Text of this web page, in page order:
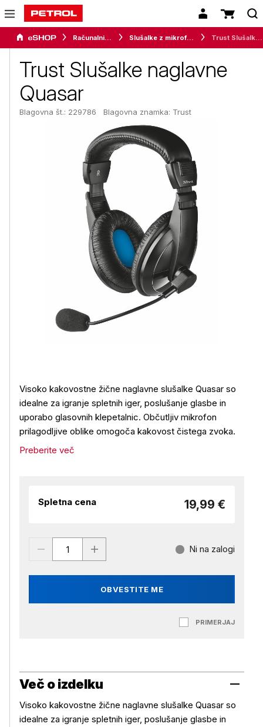
Računalništvo Slušalke z mikrofonom Trust Slušalke naglavne Quasar
Trust Slušalke naglavne
Quasar
Blagovna št.: 229786 Blagovna znamka: Trust
Visoko kakovostne žične naglavne slušalke Quasar so
idealne za igranje spletnih iger, poslušanje glasbe in
uporabo glasovnih klepetalnic. Občutljiv mikrofon
prilagodljive oblike omogoča kakovost čistega zvoka.
Preberite več
Spletna cena 19,99 €
OBVESTITE ME
Ni na zalogi
PRIMERJAJ
Več o izdelku
Visoko kakovostne žične naglavne slušalke Quasar so
idealne za igranje spletnih iger, poslušanje glasbe in